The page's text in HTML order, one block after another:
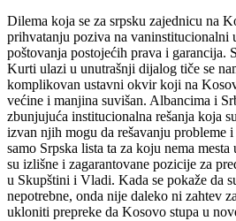
Dilema koja se za srpsku zajednicu na
prihvatanju poziva na vaninstitucionalni
poštovanja postojećih prava i garancija.
Kurti ulazi u unutrašnji dijalog tiče se
komplikovan ustavni okvir koji na
većine i manjina suvišan. Albancima i
zbunjujuća institucionalna rešanja koja
izvan njih mogu da rešavanju probleme
samo Srpska lista ta za koju nema
su izlišne i zagarantovane pozicije za
u Skupštini i Vladi. Kada se pokaže da
nepotrebne, onda nije daleko ni zahtev
ukloniti prepreke da Kosovo stupa u